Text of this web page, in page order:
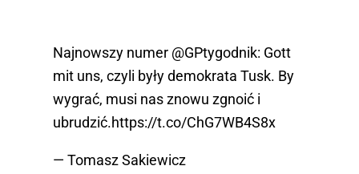
Najnowszy numer @GPtygodnik: Gott
mit uns, czyli były demokrata Tusk. By
wygrać, musi nas znowu zgnoić i
ubrudzić.https://t.co/ChG7WB4S8x
— Tomasz Sakiewicz